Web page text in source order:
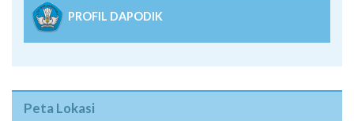
PROFIL DAPODIK
Peta Lokasi